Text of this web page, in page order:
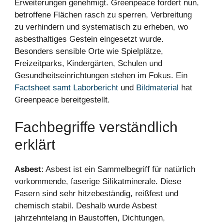
Erweiterungen genehmigt. Greenpeace fordert nun,
betroffene Flächen rasch zu sperren, Verbreitung
zu verhindern und systematisch zu erheben, wo
asbesthaltiges Gestein eingesetzt wurde.
Besonders sensible Orte wie Spielplätze,
Freizeitparks, Kindergärten, Schulen und
Gesundheitseinrichtungen stehen im Fokus. Ein
Factsheet samt Laborbericht und Bildmaterial hat
Greenpeace bereitgestellt.
Fachbegriffe verständlich
erklärt
Asbest: Asbest ist ein Sammelbegriff für natürlich
vorkommende, faserige Silikatminerale. Diese
Fasern sind sehr hitzebeständig, reißfest und
chemisch stabil. Deshalb wurde Asbest
jahrzehntelang in Baustoffen, Dichtungen,